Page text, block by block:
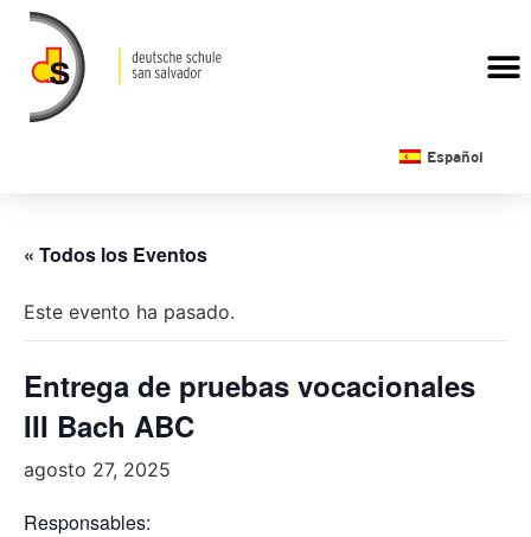
Español
« Todos los Eventos
Este evento ha pasado.
Entrega de pruebas vocacionales
III Bach ABC
agosto 27, 2025
Responsables: